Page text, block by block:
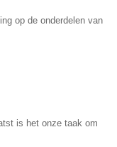
op de onderdelen van
is het onze taak om